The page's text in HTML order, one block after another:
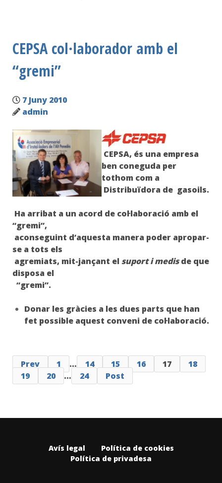
CEPSA col·laborador amb el
“gremi”
7 Juny 2010
admin
CEPSA, és una empresa
ben coneguda per
tothom com a
Distribuïdora de gasoils.
Ha arribat a un acord de col·laboració amb el
“gremi”,
aconseguint d’aquesta manera poder apropar-
se a tots els
agremiats, mit-jançant el suport i medisde que
disposa el
“gremi”.
Donar les gràcies a les dues parts que han
fet possible aquest conveni de col·laboració.
Prev 1 … 14 15 16 17
18
19
20 … 24 Post
Avís legal
Política de cookies
Política de privadesa